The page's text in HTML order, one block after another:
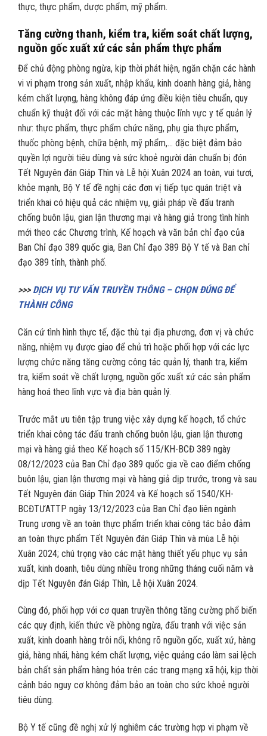
thực, thực phẩm, dược phẩm, mỹ phẩm.
Tăng cường thanh, kiểm tra, kiểm soát chất lượng,
nguồn gốc xuất xứ các sản phẩm thực phẩm
Để chủ động phòng ngừa, kịp thời phát hiện, ngăn chặn các hành
vi vi phạm trong sản xuất, nhập khẩu, kinh doanh hàng giả, hàng
kém chất lượng, hàng không đáp ứng điều kiện tiêu chuẩn, quy
chuẩn kỹ thuật đối với các mặt hàng thuộc lĩnh vực y tế quản lý
như: thực phẩm, thực phẩm chức năng, phụ gia thực phẩm,
thuốc phòng bệnh, chữa bệnh, mỹ phẩm,… đặc biệt đảm bảo
quyền lợi người tiêu dùng và sức khoẻ người dân chuẩn bị đón
Tết Nguyên đán Giáp Thìn và Lễ hội Xuân 2024 an toàn, vui tươi,
khỏe mạnh, Bộ Y tế đề nghị các đơn vị tiếp tục quán triệt và
triển khai có hiệu quả các nhiệm vụ, giải pháp về đấu tranh
chống buôn lậu, gian lận thương mại và hàng giả trong tình hình
mới theo các Chương trình, Kế hoạch và văn bản chỉ đạo của
Ban Chỉ đạo 389 quốc gia, Ban Chỉ đạo 389 Bộ Y tế và Ban chỉ
đạo 389 tỉnh, thành phố.
>>>DỊCH VỤ TƯ VẤN TRUYỀN THÔNG – CHỌN ĐÚNG ĐỂ
THÀNH CÔNG
Căn cứ tình hình thực tế, đặc thù tại địa phương, đơn vị và chức
năng, nhiệm vụ được giao để chủ trì hoặc phối hợp với các lực
lượng chức năng tăng cường công tác quản lý, thanh tra, kiểm
tra, kiểm soát về chất lượng, nguồn gốc xuất xứ các sản phẩm
hàng hoá theo lĩnh vực và địa bàn quản lý.
Trước mắt ưu tiên tập trung việc xây dựng kế hoạch, tổ chức
triển khai công tác đấu tranh chống buôn lậu, gian lận thương
mại và hàng giả theo Kế hoạch số 115/KH-BCĐ 389 ngày
08/12/2023 của Ban Chỉ đạo 389 quốc gia về cao điểm chống
buôn lậu, gian lận thương mại và hàng giả dịp trước, trong và sau
Tết Nguyên đán Giáp Thìn 2024 và Kế hoạch số 1540/KH-
BCĐTƯATTP ngày 13/12/2023 của Ban Chỉ đạo liên ngành
Trung ương về an toàn thực phẩm triển khai công tác bảo đảm
an toàn thực phẩm Tết Nguyên đán Giáp Thìn và mùa Lễ hội
Xuân 2024; chú trọng vào các mặt hàng thiết yếu phục vụ sản
xuất, kinh doanh, tiêu dùng nhiều trong những tháng cuối năm và
dịp Tết Nguyên đán Giáp Thìn, Lễ hội Xuân 2024.
Cùng đó, phối hợp với cơ quan truyền thông tăng cường phổ biến
các quy định, kiến thức về phòng ngừa, đấu tranh với việc sản
xuất, kinh doanh hàng trôi nổi, không rõ nguồn gốc, xuất xứ, hàng
giả, hàng nhái, hàng kém chất lượng, việc quảng cáo làm sai lệch
bản chất sản phẩm hàng hóa trên các trang mạng xã hội, kịp thời
cảnh báo nguy cơ không đảm bảo an toàn cho sức khoẻ người
tiêu dùng.
Bộ Y tế cũng đề nghị xử lý nghiêm các trường hợp vi phạm về